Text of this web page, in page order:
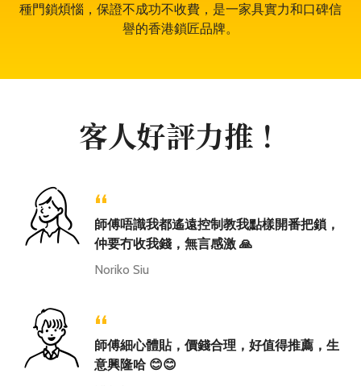
種門鎖煩惱，保證不成功不收費，是一家具實力和口碑信
譽的香港鎖匠品牌。
客人好評力推！
“
師傅唔識我都遙遠控制教我點樣開番把鎖，
仲要冇收我錢，無言感激 🙏
Noriko Siu
“
師傅細心體貼，價錢合理，好值得推薦，生
意興隆哈 😊😊